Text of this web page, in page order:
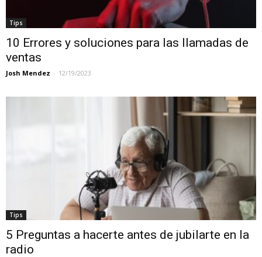
Tips
10 Errores y soluciones para las llamadas de
ventas
Josh Mendez - 12/19/2023
Tips
5 Preguntas a hacerte antes de jubilarte en la
radio